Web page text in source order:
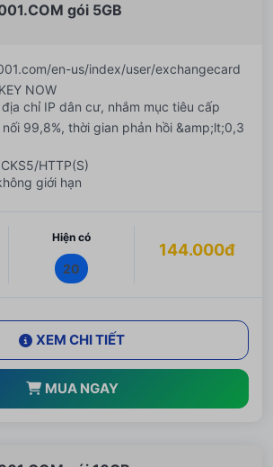
gói 5GB
en-us/index/user/exchangecard
NOW
chỉ IP dân cư, nhắm mục tiêu cấp
99,8%, thời gian phản hồi &amp;lt;0,3
HTTP(S)
giới hạn
Hiện có
20
144.000đ
XEM CHI TIẾT
MUA NGAY